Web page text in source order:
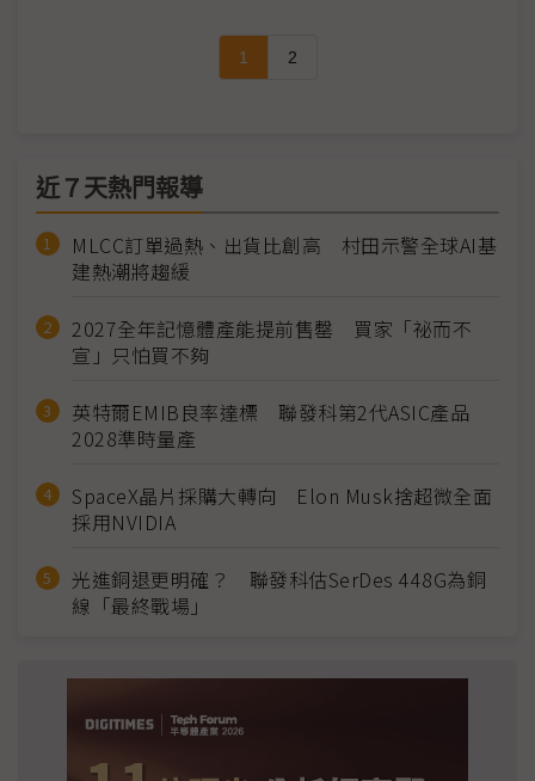
1 2
近７天熱門報導
MLCC訂單過熱、出貨比創高 村田示警全球AI基
建熱潮將趨緩
2027全年記憶體產能提前售罄 買家「祕而不
宣」只怕買不夠
英特爾EMIB良率達標 聯發科第2代ASIC產品
2028準時量產
SpaceX晶片採購大轉向 Elon Musk捨超微全面
採用NVIDIA
光進銅退更明確？ 聯發科估SerDes 448G為銅
線「最終戰場」